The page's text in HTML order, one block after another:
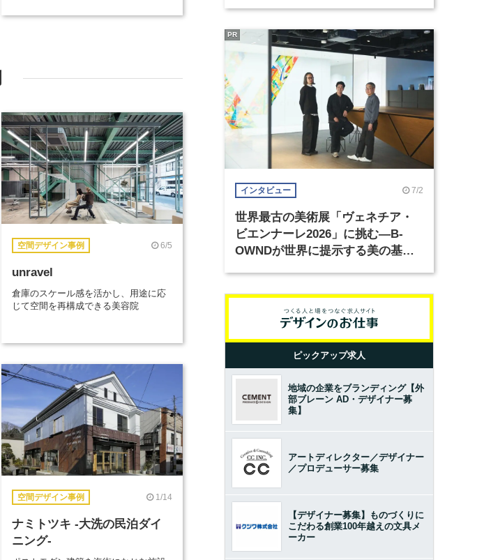
空間デザイン事例 6/5
unravel
倉庫のスケール感を活かし、用途に応
じて空間を再構成できる美容院
空間デザイン事例 1/14
ナミトツキ -大洗の民泊ダイ
ニング-
インタビュー 7/2
世界最古の美術展「ヴェネチア・
ビエンナーレ2026」に挑む―B-
OWNDが世界に提示する美の基準
PR
ピックアップ求人
地域の企業をブランディング【外
部ブレーン AD・デザイナー募
集】
アートディレクター／デザイナー
／プロデューサー募集
【デザイナー募集】ものづくりに
こだわる創業100年越えの文具メ
ーカー